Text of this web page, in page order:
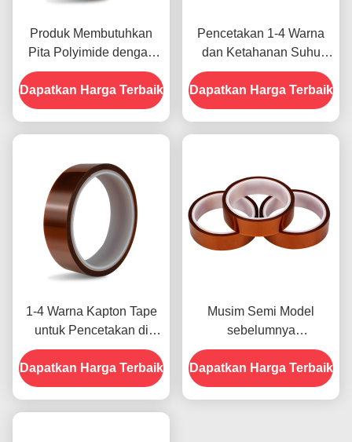
Produk Membutuhkan
Pita Polyimide dengan
Resistensi Tegangan
1000V
Dapatkan Harga Terbaik
Pencetakan 1-4 Warna
dan Ketahanan Suhu
-10C-80C Metode
Pembayaran Kartu Kredit
untuk Model Sebelumnya
Dapatkan Harga Terbaik
1-4 Warna Kapton Tape
untuk Pencetakan di
Bagian Depan
Dapatkan Harga Terbaik
Musim Semi Model
sebelumnya
menampilkan Ketahanan
Terhadap Kelembaban
dan Kekuatan Kupas
Dapatkan Harga Terbaik